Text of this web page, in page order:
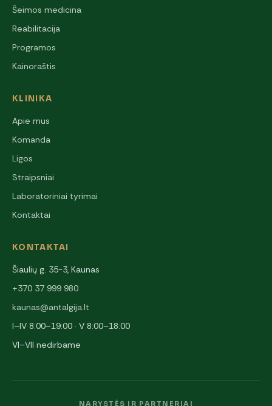
Šeimos medicina
Reabilitacija
Programos
Kainoraštis
KLINIKA
Apie mus
Komanda
Ligos
Straipsniai
Laboratoriniai tyrimai
Kontaktai
KONTAKTAI
Šiaulių g. 35-3, Kaunas
+370 37 999 980
kaunas@antalgija.lt
I–IV 8:00–19:00 · V 8:00–18:00
VI–VII nedirbame
NARYSTĖS IR PARTNERIAI